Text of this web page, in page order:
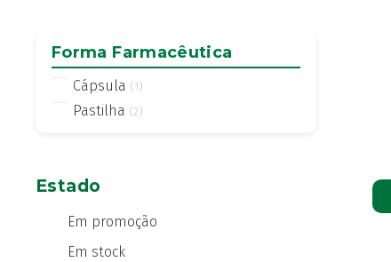
Forma Farmacêutica
Cápsula (1)
Pastilha (2)
Estado
Em promoção
Em stock